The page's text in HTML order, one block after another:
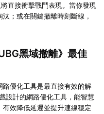
直接衝擊戰鬥表現。當你發現
；或在關鍵撤離時刻斷線，
黑域撤離》最佳
優化工具是最直接有效的解
設計的網路優化工具，能智慧
效降低延遲並提升連線穩定